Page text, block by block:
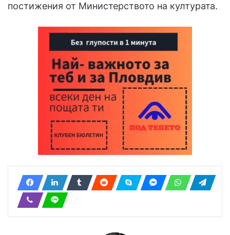
постижения от Министерството на културата.